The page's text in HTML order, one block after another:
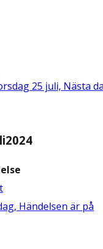
25 juli, Nästa
2024
, Händelsen är på